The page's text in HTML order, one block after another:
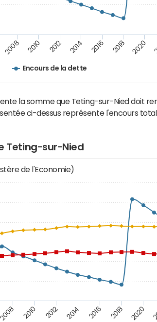
Encours de la dette
2008 2010 2012 2014 2016 2018 2020
la somme que Teting-sur-Nied doit
ci-dessus représente l'encours total
Teting-sur-Nied
de l'Economie)
2008 2010 2012 2014 2016 2018 2020